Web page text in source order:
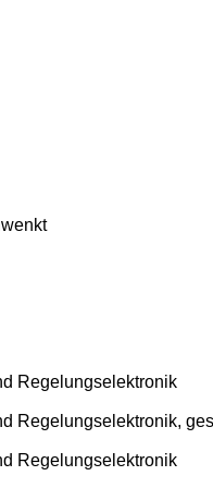
Regelungselektronik
Regelungselektronik,
Regelungselektronik